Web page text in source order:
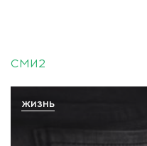
СМИ2
ЖИЗНЬ